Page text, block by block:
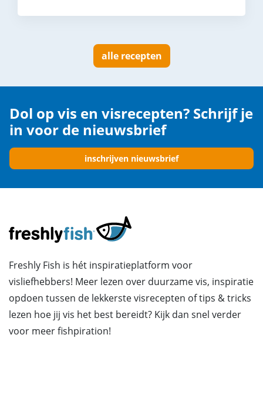
alle recepten
Dol op vis en visrecepten? Schrijf je
in voor de nieuwsbrief
inschrijven nieuwsbrief
Freshly Fish is hét inspiratieplatform voor
visliefhebbers! Meer lezen over duurzame vis, inspiratie
opdoen tussen de lekkerste visrecepten of tips & tricks
lezen hoe jij vis het best bereidt? Kijk dan snel verder
voor meer fishpiration!